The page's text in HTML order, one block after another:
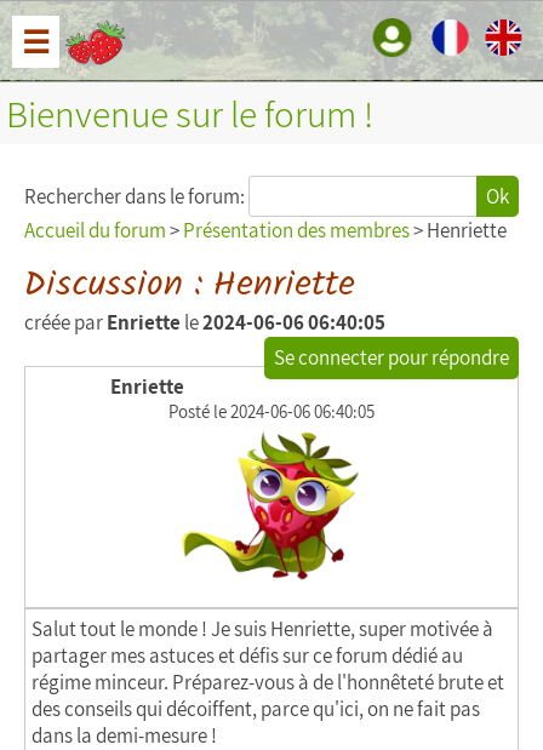
☰
Bienvenue sur le forum !
Rechercher dans le forum:
Ok
Accueil du forum>Présentation des membres> Henriette
Discussion : Henriette
créée parEnriette le2024-06-06 06:40:05
Se connecter pour répondre
Enriette
Posté le 2024-06-06 06:40:05
Salut tout le monde ! Je suis Henriette, super motivée à
partager mes astuces et défis sur ce forum dédié au
régime minceur. Préparez-vous à de l'honnêteté brute et
des conseils qui décoiffent, parce qu'ici, on ne fait pas
dans la demi-mesure !